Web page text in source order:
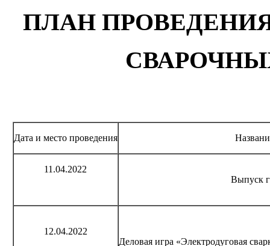
ПЛАН
Дата и место проведения
11.04.2022
Выпуск
12.04.2022
Деловая игра «Электродуговая